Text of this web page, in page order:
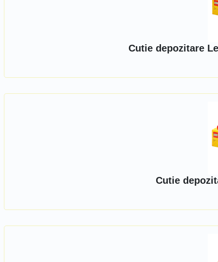
Cutie depozitare
Cutie